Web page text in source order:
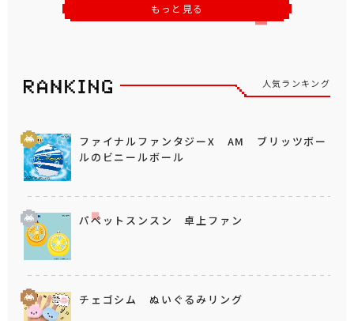
もっと見る
人気ランキング
ファイナルファンタジーX AM ブリッツボー
ルのビニールボール
パペットスンスン 卓上ファン
チェゴシム ぬいぐるみリング